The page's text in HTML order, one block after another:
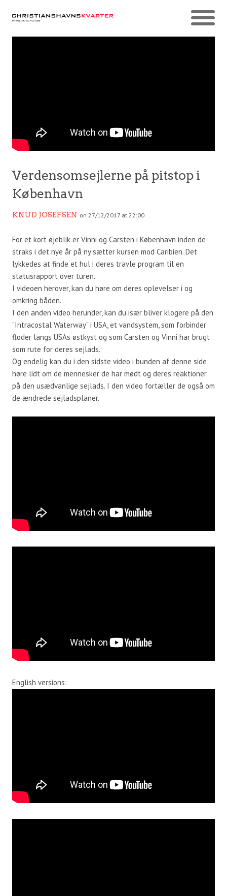
Verdensomsejlerne på pitstop i
København
KNUD JOSEFSEN on 27/12/2017 at 22:00
For et kort øjeblik er Vinni og Carsten i København inden de
straks i det nye år på ny sætter kursen mod Caribien. Det
lykkedes at finde et hul i deres travle program til en
statusrapport over turen.
I videoen herover, kan du høre om deres oplevelser i og
omkring båden.
I den anden video herunder, kan du især bliver klogere på den
“Intracostal Waterway” i USA, et vandsystem, som forbinder
floder langs USAs østkyst og som Carsten og Vinni har brugt
som rute for deres sejlads.
Og endelig kan du i den sidste video i bunden af denne side
høre lidt om de mennesker de har mødt og deres reaktioner
på den usædvanlige sejlads. I den video fortæller de også om
de ændrede sejladsplaner.
English versions: